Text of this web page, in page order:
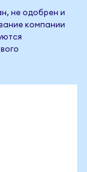
не одобрен и
компании